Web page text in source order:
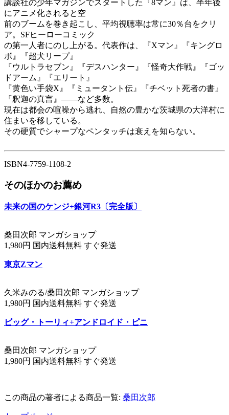
講談社の少年マガジンでスタートした『8マン』は、半年後
にアニメ化されると空
前のブームを巻き起こし、平均視聴率は常に30％台をクリ
ア。SFヒーローコミック
の第一人者にのし上がる。代表作は、『Xマン』『キングロ
ボ』『超犬リープ』
『ウルトラセブン』『デスハンター』『怪奇大作戦』『ゴッ
ドアーム』『エリート』
『黄色い手袋X』『ミュータント伝』『チベット死者の書』
『釈迦の真言』――など多数。
現在は都会の喧噪から逃れ、自然の豊かな茨城県の大洋村に
住まいを移している。
その硬質でシャープなペンタッチは衰えを知らない。
ISBN4-7759-1108-2
そのほかのお薦め
未来の国のケンジ+銀河R3〔完全版〕
桑田次郎 マンガショップ
1,980円 国内送料無料 すぐ発送
東京Zマン
久米みのる/桑田次郎 マンガショップ
1,980円 国内送料無料 すぐ発送
ビッグ・トーリィ+アンドロイド・ピニ
桑田次郎 マンガショップ
1,980円 国内送料無料 すぐ発送
この商品の著者による商品一覧: 桑田次郎